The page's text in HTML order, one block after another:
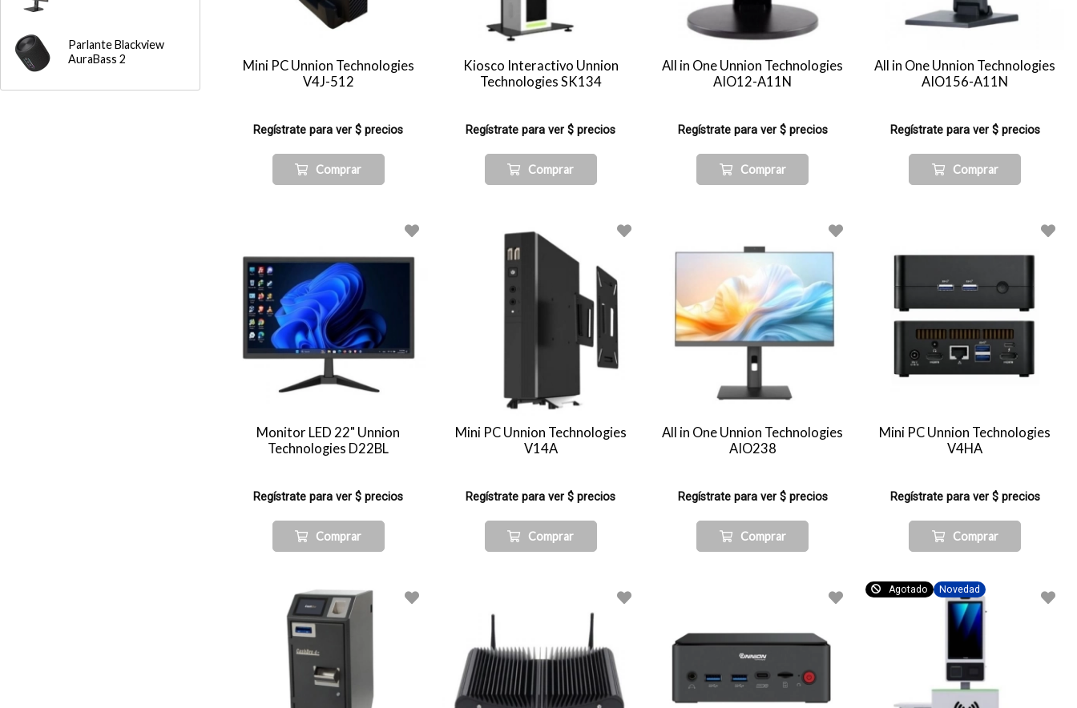
Parlante Blackview
AuraBass 2
Mini PC Unnion Technologies
V4J-512
Regístrate para ver $ precios
Comprar
Kiosco Interactivo Unnion
Technologies SK134
Regístrate para ver $ precios
Comprar
All in One Unnion Technologies
AIO12-A11N
Regístrate para ver $ precios
Comprar
All in One Unnion Technologies
AIO156-A11N
Regístrate para ver $ precios
Comprar
Monitor LED 22" Unnion
Technologies D22BL
Regístrate para ver $ precios
Comprar
Mini PC Unnion Technologies
V14A
Regístrate para ver $ precios
Comprar
All in One Unnion Technologies
AIO238
Regístrate para ver $ precios
Comprar
Mini PC Unnion Technologies
V4HA
Regístrate para ver $ precios
Comprar
Agotado Novedad